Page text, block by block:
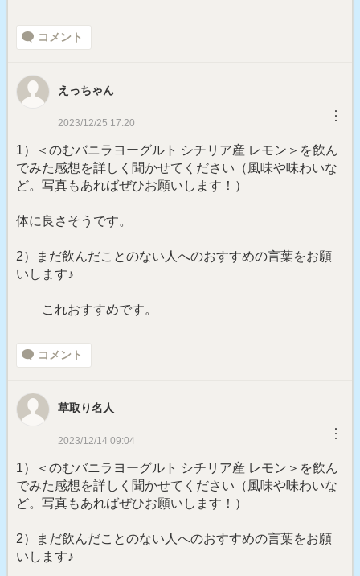
コメント
えっちゃん
2023/12/25 17:20 ︙
1）＜のむバニラヨーグルト シチリア産 レモン＞を飲ん
でみた感想を詳しく聞かせてください（風味や味わいな
ど。写真もあればぜひお願いします！）
体に良さそうです。
2）まだ飲んだことのない人へのおすすめの言葉をお願
いします♪
これおすすめです。
コメント
草取り名人
2023/12/14 09:04 ︙
1）＜のむバニラヨーグルト シチリア産 レモン＞を飲ん
でみた感想を詳しく聞かせてください（風味や味わいな
ど。写真もあればぜひお願いします！）
2）まだ飲んだことのない人へのおすすめの言葉をお願
いします♪